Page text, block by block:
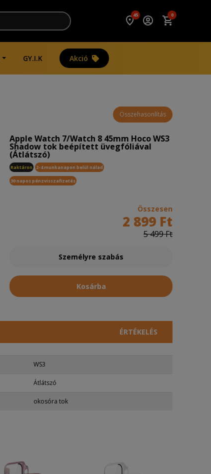
45 0
GY.I.K Akció
Összehasonlítás
Apple Watch 7/Watch 8 45mm Hoco WS3
Shadow tok beépített üvegfóliával
(Átlátszó)
Raktáron 2-4 munkanapon belül nálad
30 napos pénzvisszafizetés
Összesen
2 899 Ft
5 499 Ft
Személyre szabás
Kosárba
ÉRTÉKELÉS
WS3
Átlátszó
okosóra tok